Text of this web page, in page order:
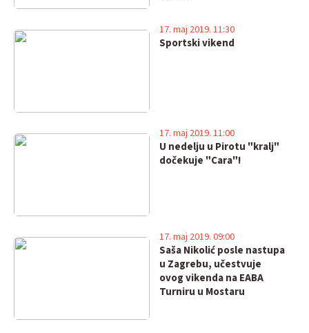
Sportski vikend
17. maj 2019. 11:30
U nedelju u Pirotu "kralj"
dočekuje "Cara"!
17. maj 2019. 11:00
Saša Nikolić posle nastupa
u Zagrebu, učestvuje
ovog vikenda na EABA
Turniru u Mostaru
17. maj 2019. 09:00